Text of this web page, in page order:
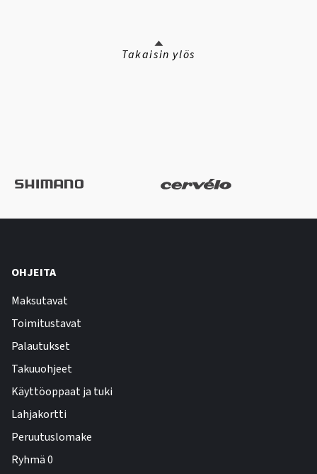
Takaisin ylös
OHJEITA
Maksutavat
Toimitustavat
Palautukset
Takuuohjeet
Käyttöoppaat ja tuki
Lahjakortti
Peruutuslomake
Ryhmä 0